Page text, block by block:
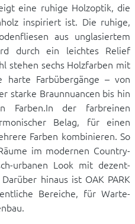
eine ruhige Holzoptik, die
inspiriert ist. Die ruhige,
aus unglasiertem
durch ein leichtes Relief
stehen sechs Holzfarben mit
harte Farbübergänge – von
starke Braunnuancen bis hin
Farben.In der farbreinen
Belag, für einen
Farben kombinieren. So
im modernen Country-
urbanen Look mit dezent-
hinaus ist OAK PARK
Bereiche, für Warte-